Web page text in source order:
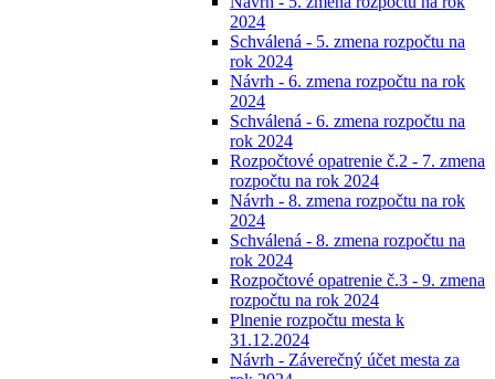
2024
Schválená - 5. zmena rozpočtu na
rok 2024
Návrh - 6. zmena rozpočtu na rok
2024
Schválená - 6. zmena rozpočtu na
rok 2024
Rozpočtové opatrenie č.2 - 7. zmena
rozpočtu na rok 2024
Návrh - 8. zmena rozpočtu na rok
2024
Schválená - 8. zmena rozpočtu na
rok 2024
Rozpočtové opatrenie č.3 - 9. zmena
rozpočtu na rok 2024
Plnenie rozpočtu mesta k
31.12.2024
Návrh - Záverečný účet mesta za